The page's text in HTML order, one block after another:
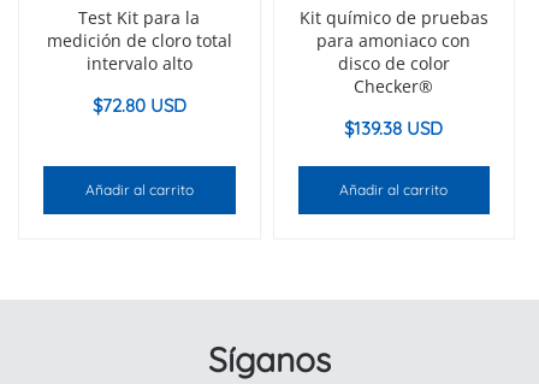
Test Kit para la
medición de cloro total
intervalo alto
$72.80 USD
Añadir al carrito
Kit químico de pruebas
para amoniaco con
disco de color
Checker®
$139.38 USD
Añadir al carrito
Síganos